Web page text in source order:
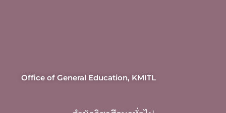
Office of General Education, KMITL